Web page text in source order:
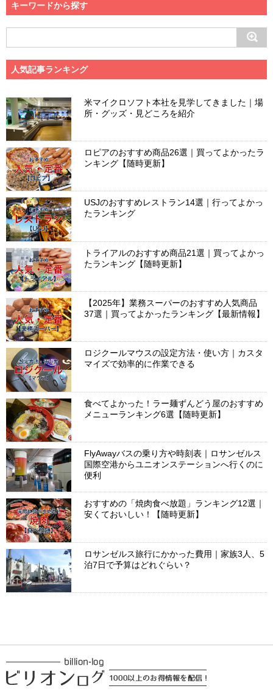
キーワードから探す
人気記事ランキング
米マイクロソフト本社を見学してきました｜場
所・グッズ・見どころを紹介
ロピアのおすすめ商品26選｜買ってよかったラ
ンキング【随時更新】
USJのおすすめレストラン14選｜行ってよかっ
たランキング
トライアルのおすすめ商品21選｜買ってよかっ
たランキング【随時更新】
【2025年】業務スーパーのおすすめ人気商品
37選｜買ってよかったランキング【最新情報】
ロジクールマウスの設定方法・使い方｜カスタ
マイズで効率的に作業できる
食べてよかった！ラー麺ずんどう屋のおすすめ
メニューランキング6選【随時更新】
FlyAwayバスの乗り方や時刻表｜ロサンゼルス
国際空港からユニオンステーションへ行くのに
便利
おすすめの「焼肉食べ放題」ランキング12選｜
安くておいしい！【随時更新】
ロサンゼルス旅行にかかった費用｜家族3人、5
泊7日で予算はどれぐらい？